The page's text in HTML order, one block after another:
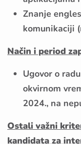
Znanje
komunikaciji
Način i period
Ugovor o
okvirnom
2024., na
Ostali važni
kandidata za